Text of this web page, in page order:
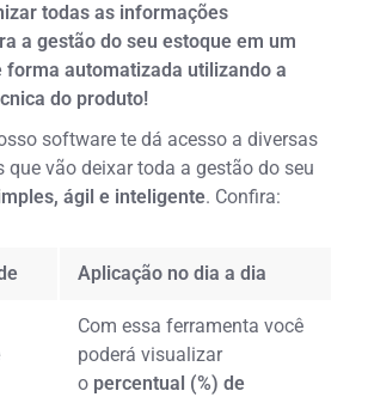
todas as informações
a gestão do seu estoque em um
forma automatizada utilizando a
do produto!
software te dá acesso a diversas
vão deixar toda a gestão do seu
ágil e inteligente. Confira:
Aplicação no dia a dia
Com essa ferramenta você
poderá visualizar
o percentual (%) de